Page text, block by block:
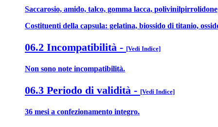
Saccarosio, amido, talco, gomma lacca,
Costituenti della capsula: gelatina, biossido di titanio,
06.2 Incompatibilità - [Vedi Indice]
Non sono note incompatibilità.
06.3 Periodo di validità - [Vedi Indice]
36 mesi a confezionamento integro.